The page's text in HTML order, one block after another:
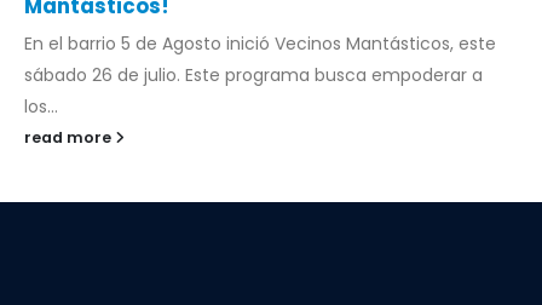
Mantásticos!
En el barrio 5 de Agosto inició Vecinos Mantásticos, este
sábado 26 de julio. Este programa busca empoderar a
los...
read more